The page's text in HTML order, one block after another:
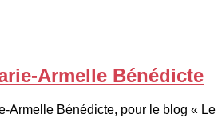
Armelle Bénédicte
Armelle Bénédicte, pour le blog «